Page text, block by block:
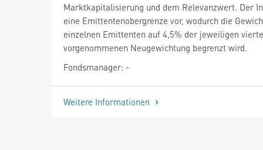
Marktkapitalisierung und dem Relevanzwert. Der
eine Emittentenobergrenze vor, wodurch die
einzelnen Emittenten auf 4,5% der jeweiligen
vorgenommenen Neugewichtung begrenzt wird.
Fondsmanager: -
Weitere Informationen